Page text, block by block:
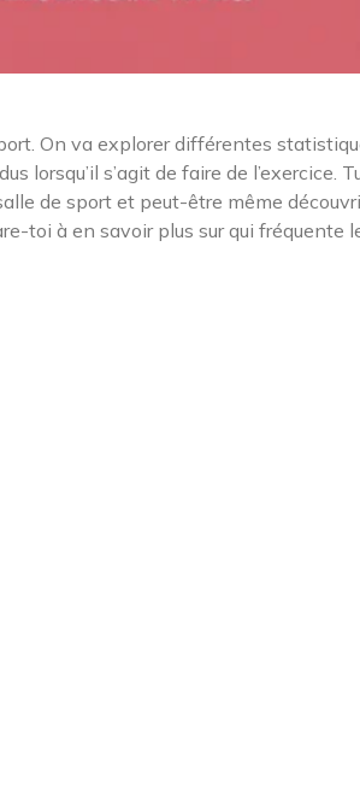
On va explorer différentes
lorsqu’il s’agit de faire de l’exercice.
de sport et peut-être même
toi à en savoir plus sur qui fréquente